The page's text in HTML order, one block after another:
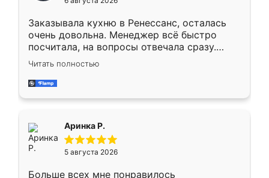
мебели буду заказывать только здесь.
Заказывала кухню в Ренессанс, осталась
очень довольна. Менеджер всё быстро
посчитала, на вопросы отвечала сразу.
Замерщик приехал в субботу, подошёл к
делу со всей ответственностью. Собрали
за день, ребята работали аккуратно, даже
Читать полностью
Аринка Р.
5 августа 2026
Больше всех мне понравилось